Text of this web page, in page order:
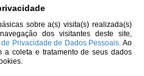
sobre a(s) visita(s) realizada(s)
dos visitantes deste site,
de Privacidade de Dados Pessoais. Ao
a coleta e tratamento de seus dados
000